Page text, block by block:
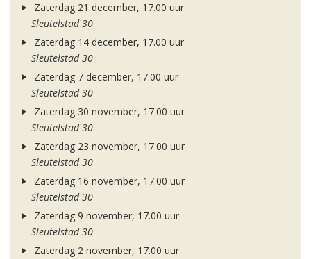
Zaterdag 21 december, 17.00 uur
Sleutelstad 30
Zaterdag 14 december, 17.00 uur
Sleutelstad 30
Zaterdag 7 december, 17.00 uur
Sleutelstad 30
Zaterdag 30 november, 17.00 uur
Sleutelstad 30
Zaterdag 23 november, 17.00 uur
Sleutelstad 30
Zaterdag 16 november, 17.00 uur
Sleutelstad 30
Zaterdag 9 november, 17.00 uur
Sleutelstad 30
Zaterdag 2 november, 17.00 uur